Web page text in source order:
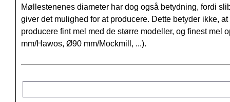
Møllestenenes diameter har dog også betydning, fordi
giver det mulighed for at producere. Dette betyder ikke,
producere fint mel med de større modeller, og finest
mm/Hawos, Ø90 mm/Mockmill, ...).